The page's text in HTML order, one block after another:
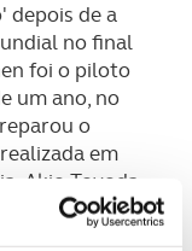
depois de a
no final
foi o piloto
um ano, no
o
em
Akio Toyoda,
os adeptos
da Toyota